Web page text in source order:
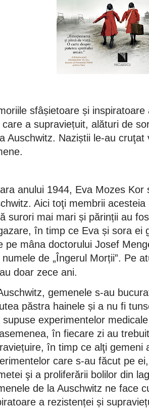
sfâșietoare și
care a supraviețuit, alături de
Auschwitz. Naziștii le-au
anului 1944, Eva Mozes Kor
Aici toţi membrii
surori mai mari și părinții au
în timp ce Eva și sora ei
pe mâna doctorului Josef
numele de „Îngerul Morții”. Pe
doar zece ani.
gemenele s-au
păstra hainele și a nu fi
supuse experimentelor
în fiecare zi au
în timp ce alţi gemeni
care s-au făcut pe
şi a proliferării bolilor din
de la Auschwitz ne face
a rezistenței și